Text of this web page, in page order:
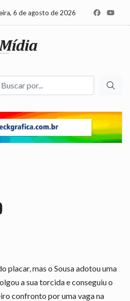
6 de agosto de 2026
placar, mas o Sousa adotou uma
a sua torcida e conseguiu o
confronto por uma vaga na